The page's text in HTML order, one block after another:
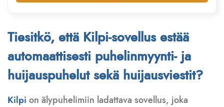
Tiesitkö, että Kilpi-sovellus estää
automaattisesti puhelinmyynti- ja
huijauspuhelut sekä huijausviestit?
Kilpi on älypuhelimiin ladattava sovellus, joka